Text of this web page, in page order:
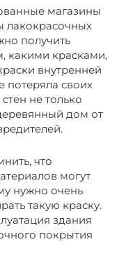
магазины
лакокрасочных
получить
какими красками,
внутренней
потеряла своих
не только
дом от
что
могут
нужно очень
такую краску.
здания
покрытия